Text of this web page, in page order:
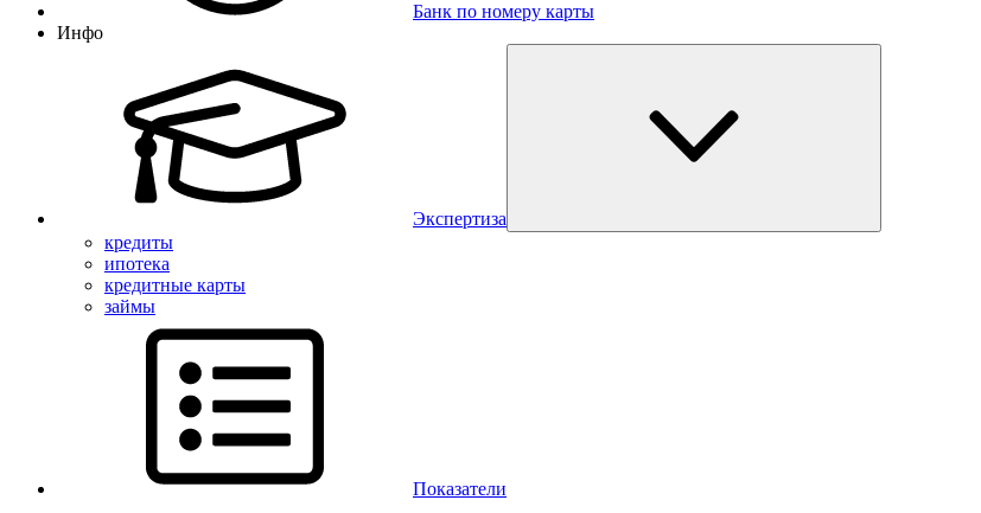
Банк по номеру карты
Инфо
Экспертиза
кредиты
ипотека
кредитные карты
займы
Показатели